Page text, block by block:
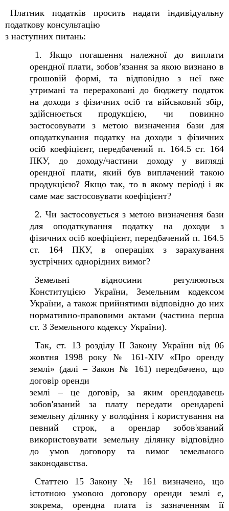
Платник податків просить надати індивідуальну
податкову консультацію
з наступних питань:
1. Якщо погашення належної до виплати
орендної плати, зобов’язання за якою визнано в
грошовій формі, та відповідно з неї вже
утримані та перераховані до бюджету податок
на доходи з фізичних осіб та військовий збір,
здійснюється продукцією, чи повинно
застосовувати з метою визначення бази для
оподаткування податку на доходи з фізичних
осіб коефіцієнт, передбачений п. 164.5 ст. 164
ПКУ, до доходу/частини доходу у вигляді
орендної плати, який був виплачений такою
продукцією? Якщо так, то в якому періоді і як
саме має застосовувати коефіцієнт?
2. Чи застосовується з метою визначення бази
для оподаткування податку на доходи з
фізичних осіб коефіцієнт, передбачений п. 164.5
ст. 164 ПКУ, в операціях з зарахування
зустрічних однорідних вимог?
Земельні відносини регулюються
Конституцією України, Земельним кодексом
України, а також прийнятими відповідно до них
нормативно-правовими актами (частина перша
ст. 3 Земельного кодексу України).
Так, ст. 13 розділу II Закону України від 06
жовтня 1998 року № 161-XIV «Про оренду
землі» (далі – Закон № 161) передбачено, що
договір оренди
землі – це договір, за яким орендодавець
зобов'язаний за плату передати орендареві
земельну ділянку у володіння і користування на
певний строк, а орендар зобов'язаний
використовувати земельну ділянку відповідно
до умов договору та вимог земельного
законодавства.
Статтею 15 Закону № 161 визначено, що
істотною умовою договору оренди землі є,
зокрема, орендна плата із зазначенням її